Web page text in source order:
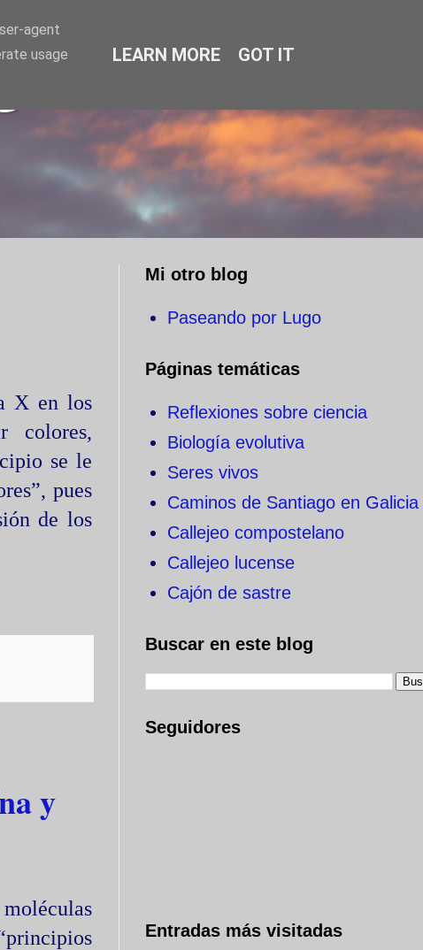
X en los
colores,
se le
pues
de los
y
Mi otro blog
Paseando por Lugo
Páginas temáticas
Reflexiones sobre ciencia
Biología evolutiva
Seres vivos
Caminos de Santiago en Galicia
Callejeo compostelano
Callejeo lucense
Cajón de sastre
Buscar en este blog
Seguidores
Entradas más visitadas
agent
usage
LEARN MORE GOT IT